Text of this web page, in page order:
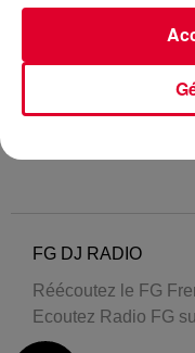
FG DJ RADIO
Réécoutez le FG
Ecoutez Radio FG